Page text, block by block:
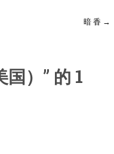
暗 香 →
国）” 的 1